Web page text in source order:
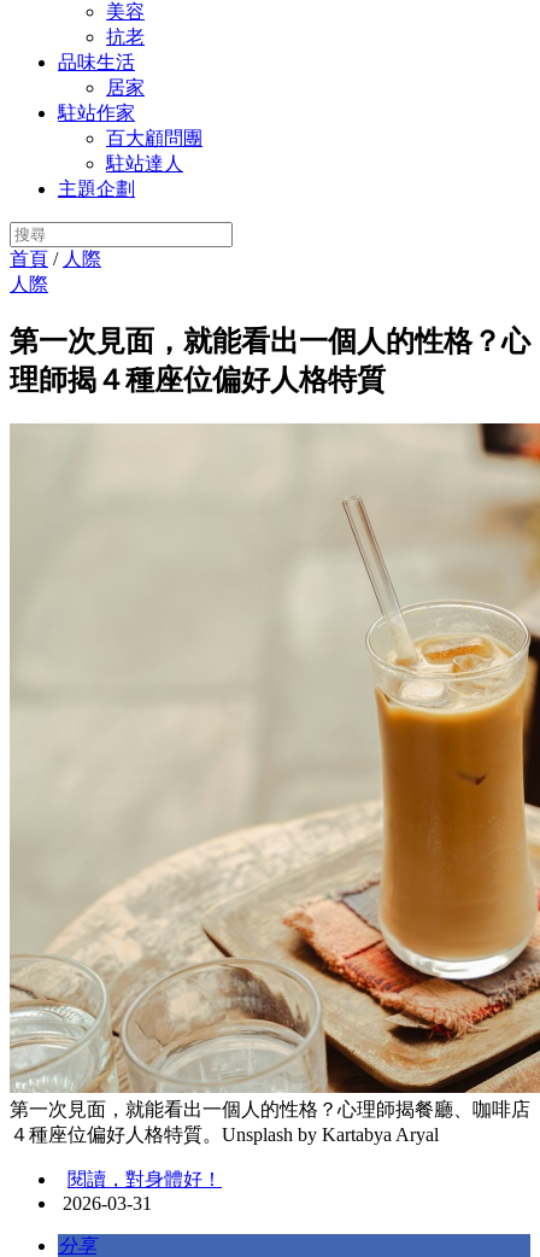
美容
抗老
品味生活
居家
駐站作家
百大顧問團
駐站達人
主題企劃
首頁 / 人際
人際
第一次見面，就能看出一個人的性格？心
理師揭４種座位偏好人格特質
第一次見面，就能看出一個人的性格？心理師揭餐廳、咖啡店
４種座位偏好人格特質。Unsplash by Kartabya Aryal
閱讀，對身體好！
2026-03-31
分享